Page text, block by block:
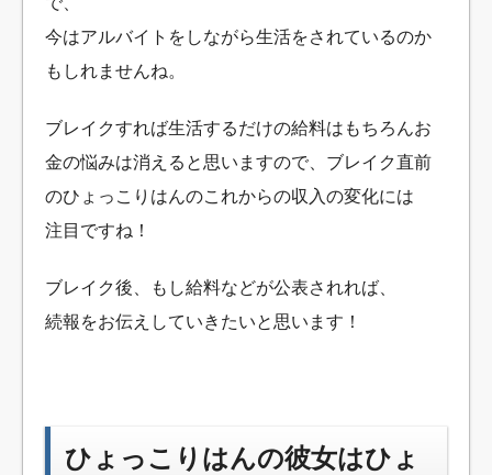
今はアルバイトをしながら生活をされているのか
もしれませんね。
ブレイクすれば生活するだけの給料はもちろんお
金の悩みは消えると思いますので、 ブレイク直前
のひょっこりはんのこれからの収入の変化には
注目ですね！
ブレイク後、もし給料などが公表されれば、
続報をお伝えしていきたいと思います！
ひょっこりはんの彼女はひょ